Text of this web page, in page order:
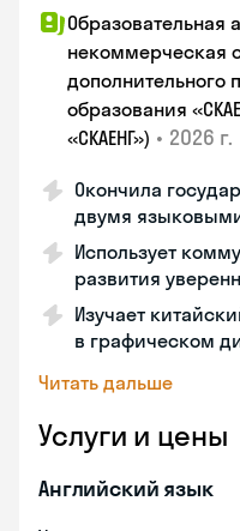
Образовательная
некоммерческая
дополнительного
образования
«СКАЕНГ») • 2026 г.
Окончила
двумя
Использует
развития
Изучает
в графическом
Читать дальше
Услуги и цены
Английский язык